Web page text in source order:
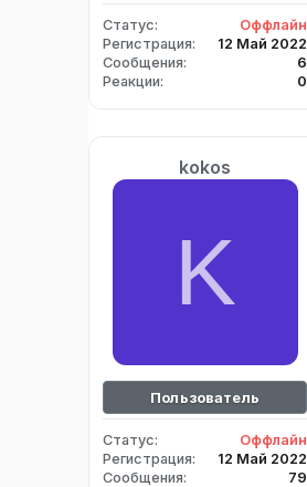
Статус
Оффлайн
Регистрация
12 Май 2022
Сообщения
6
Реакции
0
kokos
K
Пользователь
Статус
Оффлайн
Регистрация
12 Май 2022
Сообщения
79